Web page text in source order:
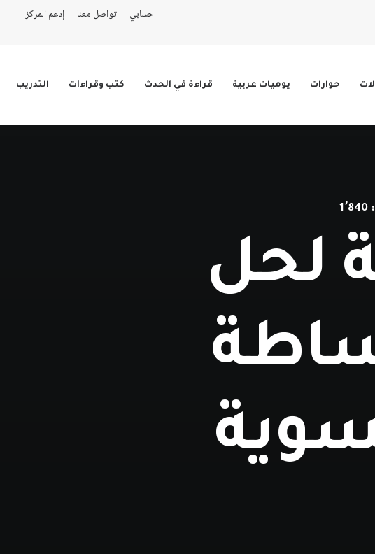
حسابي تواصل معنا إدعم المركز
حوارات يوميات عربية قراءة في الحدث كتب وقراءات التدريب
1٬840
لحل